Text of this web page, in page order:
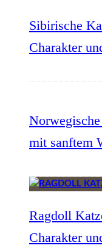
Sibirische
Charakter
mit sanftem
Ragdoll
Charakter